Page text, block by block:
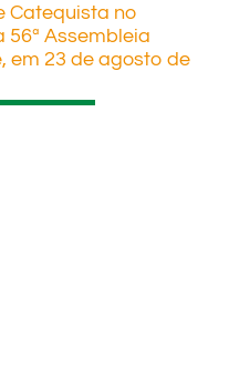
Catequista no
56ª Assembleia
em 23 de agosto de